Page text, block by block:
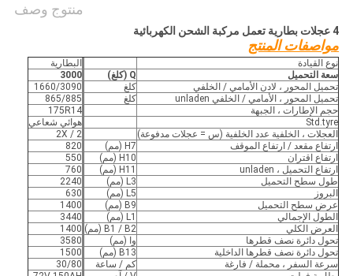
منتوج وصف
4 عجلات بطارية تعمل مركبة الشحن الكهربائية
مواصفات المنتج
نوع القيادة
البطارية
سعة التحميل
Q (كلغ)
3000
تحميل المحور ، لادن الأمامي / الخلفي
كلغ
1660/3090
تحميل المحور ، الأمامي / الخلفي unladen
كلغ
865/885
حجم الإطارات ، الجبهة
175R14
Std.tyre
هوائي شعاعي
العجلات ، الخلفية عدد الخلفية (س = عجلات مدفوعة)
2 / 2X
ارتفاع مقعد / ارتفاع الموقف
H7 (مم)
820
ارتفاع اقتران
H10 (مم)
550
ارتفاع التحميل ، unladen
H11 (مم)
760
طول سطح التحميل
L3 (مم)
2240
البروز
L5 (مم)
630
عرض سطح التحميل
B9 (مم)
1400
الطول الإجمالي
L1 (مم)
3440
العرض الكلي
B1 / B2 (مم)
1400
تحول دائرة نصف قطرها
وا (مم)
3580
تحول دائرة نصف قطرها الداخلية
B13 (مم)
1500
سرعة السفر ، محملة / فارغة
كم / ساعة
30/80